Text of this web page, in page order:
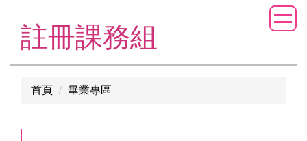
註冊課務組
首頁 畢業專區